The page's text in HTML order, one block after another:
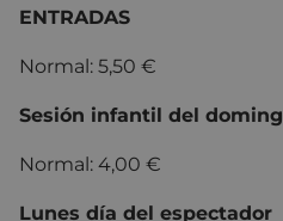
ENTRADAS
Normal: 5,50 €
Sesión infantil del
Normal: 4,00 €
Lunes día del espectador